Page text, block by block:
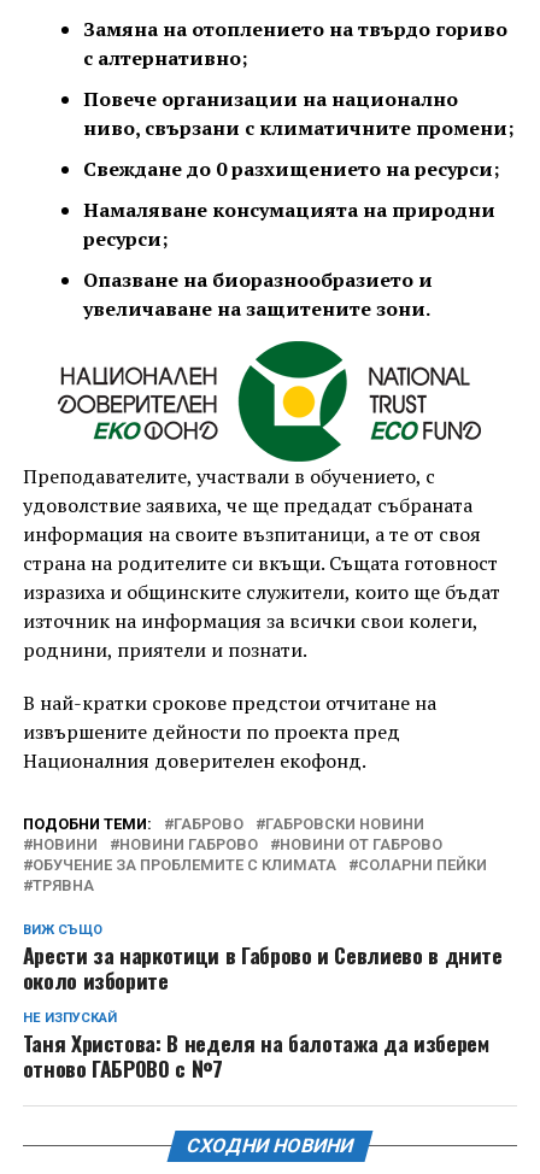
Замяна на отоплението на твърдо гориво
с алтернативно;
Повече организации на национално
ниво, свързани с климатичните промени;
Свеждане до 0 разхищението на ресурси;
Намаляване консумацията на природни
ресурси;
Опазване на биоразнообразието и
увеличаване на защитените зони.
Преподавателите, участвали в обучението, с
удоволствие заявиха, че ще предадат събраната
информация на своите възпитаници, а те от своя
страна на родителите си вкъщи. Същата готовност
изразиха и общинските служители, които ще бъдат
източник на информация за всички свои колеги,
роднини, приятели и познати.
В най-кратки срокове предстои отчитане на
извършените дейности по проекта пред
Националния доверителен екофонд.
ПОДОБНИ ТЕМИ: ГАБРОВО
ГАБРОВСКИ НОВИНИ
НОВИНИ
НОВИНИ ГАБРОВО
НОВИНИ ОТ ГАБРОВО
ОБУЧЕНИЕ ЗА ПРОБЛЕМИТЕ С КЛИМАТА
СОЛАРНИ ПЕЙКИ
ТРЯВНА
ВИЖ СЪЩО
Арести за наркотици в Габрово и Севлиево в дните
около изборите
НЕ ИЗПУСКАЙ
Таня Христова: В неделя на балотажа да изберем
отново ГАБРОВО с №7
СХОДНИ НОВИНИ